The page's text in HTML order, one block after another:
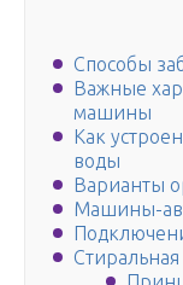
Способы
Важные
машины
Как
воды
Варианты
Машины-